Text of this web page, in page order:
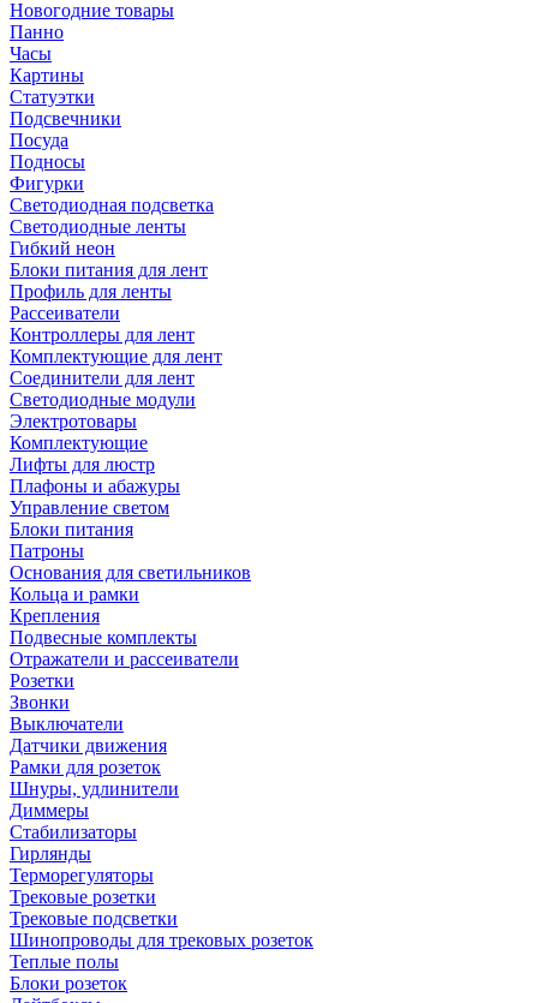
Новогодние товары
Панно
Часы
Картины
Статуэтки
Подсвечники
Посуда
Подносы
Фигурки
Светодиодная подсветка
Светодиодные ленты
Гибкий неон
Блоки питания для лент
Профиль для ленты
Рассеиватели
Контроллеры для лент
Комплектующие для лент
Соединители для лент
Светодиодные модули
Электротовары
Комплектующие
Лифты для люстр
Плафоны и абажуры
Управление светом
Блоки питания
Патроны
Основания для светильников
Кольца и рамки
Крепления
Подвесные комплекты
Отражатели и рассеиватели
Розетки
Звонки
Выключатели
Датчики движения
Рамки для розеток
Шнуры, удлинители
Диммеры
Стабилизаторы
Гирлянды
Терморегуляторы
Трековые розетки
Трековые подсветки
Шинопроводы для трековых розеток
Теплые полы
Блоки розеток